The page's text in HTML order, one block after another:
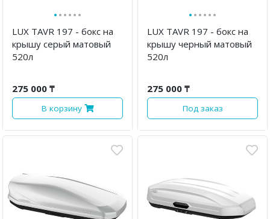
······
LUX TAVR 197 - бокс на
крышу серый матовый
520л
275 000 ₸
В корзину
······
LUX TAVR 197 - бокс на
крышу черный матовый
520л
275 000 ₸
Под заказ